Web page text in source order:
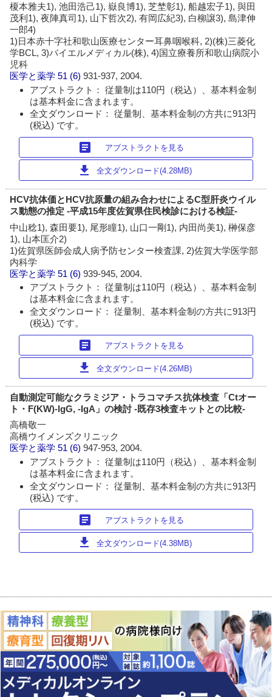
榎本雅夫1), 池田浩己1), 嶽良博1), 芝埜彰1), 船越宏子1), 與田
茂利1), 夜陣真司1), 山下哲次2), 有岡広紀3), 白柳譲3), 島津伸
一郎4)
1)日本赤十字社和歌山医療センター耳鼻咽喉科, 2)(株)三菱化
学BCL, 3)バイエルメディカル(株), 4)国立療養所和歌山病院小
児科
医学と薬学 51 (6)931-937, 2004.
アブストラクト： 従量制は110円（税込）、基本料金制
は基本料金に含まれます。
全文ダウンロード： 従量制、基本料金制の方共に913円
(税込) です。
article アブストラクトを見る
download 全文ダウンロード(4.28MB)
HCV抗体価とHCV抗原量の組み合わせによるC型肝炎ウイル
ス動態の推定 -平成15年度佐賀県住民検診における検証-
中山稔1), 森田要1), 尾形瞳1), 山口一剛1), 内田尚美1), 榊保彦
1), 山本匡介2)
1)佐賀県医師会成人病予防センター検査課, 2)佐賀大学医学部
内科学
医学と薬学 51 (6)939-945, 2004.
アブストラクト： 従量制は110円（税込）、基本料金制
は基本料金に含まれます。
全文ダウンロード： 従量制、基本料金制の方共に913円
(税込) です。
article アブストラクトを見る
download 全文ダウンロード(4.26MB)
自動測定可能なクラミジア・トラコマチス抗体検査「Ctオー
ト・F(KW)-lgG, -IgA」の検討 -既存3検査キットとの比較-
高橋敬一
高橋ウイメンズクリニック
医学と薬学 51 (6)947-953, 2004.
アブストラクト： 従量制は110円（税込）、基本料金制
は基本料金に含まれます。
全文ダウンロード： 従量制、基本料金制の方共に913円
(税込) です。
article アブストラクトを見る
download 全文ダウンロード(4.38MB)